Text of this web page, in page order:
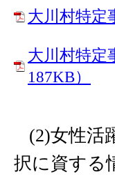
大川村特定
大川村特定
187KB）
(2)女性活
択に資する